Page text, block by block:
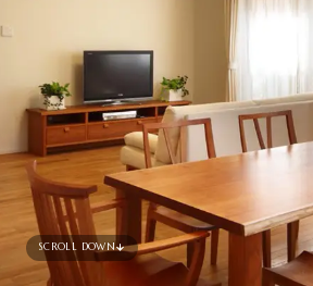
SCROLL DOWN